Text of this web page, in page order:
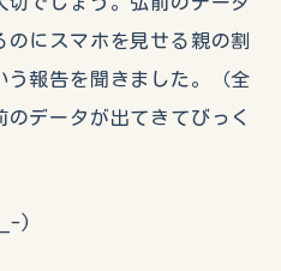
にスマホを見せる親の割
報告を聞きました。（全
データが出てきてびっく
)